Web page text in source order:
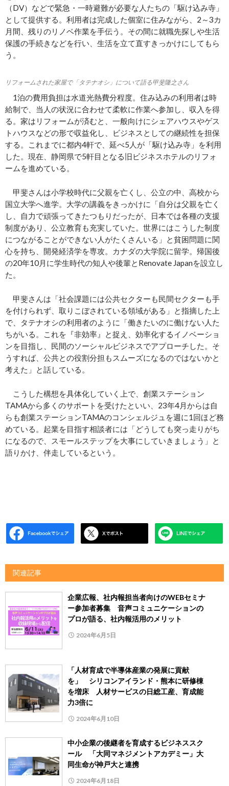
（DV）などで緊急・一時避難が必要な人たちの「駆け込み寺」
として提供する。利用者は完成した個室に住みながら、2～3カ
月間、残りのリノベ作業を手伝う。その間に就職先探しや生活
保護の手続きなどを行い、生活を立て直すきっかけにしてもら
う。
リフォームされた家屋で「タテナオシ」について語る甲斐隆之さん
1泊の費用負担は水道光熱費分程度。住み込みの利用者は時
給制で、当人の状況に合わせて柔軟に作業へ参加し、収入を得
る。家はリフォームが済むと、一般向けにシェアハウスやゲス
トハウスなどの形で収益化し、ビジネスとしての継続性を担保
する。これまでに都内4軒で、延べ5人が「駆け込み寺」を利用
した。現在、静岡県で5軒目となる旧ビジネスホテルのリフォ
ームを進めている。
甲斐さんは小学校時代に父親を亡くし、公立の中、高校から
国立大学へ進学。大学の講義をきっかけに「自分は父親を亡く
し、自力で頑張ってきたつもりだったが、日本では各種の支援
制度があり、公立教育も充実していた。世界にはこうした制度
につながることができない人がたくさんいる」と貧困問題に関
心を持ち、開発経済学を専攻。カナダの大学院に留学。帰国後
の20年10月に学生時代の知人や後輩とRenovate Japanを設立し
た。
甲斐さんは「社会課題には公共セクターも民間セクターも手
を付けられず、取りこぼされている領域がある」と指摘した上
で、タテナオシの利用者のように「働きたいのに働けない人た
ちがいる。これを『非効率』と捉え、効率化するイノベーショ
ンを目指し、民間のソーシャルビジネスでアプローチした。そ
うすれば、公共との役割分担もスムーズになるのではないかと
考えた」と話している。
こうした構想を具体化していく上で、創業ステーション
TAMAから多くのサポートを受けたといい、23年4月からは自
らも創業ステーションTAMAのコンシェルジュを週に1回ほど務
めている。起業を目指す相談者には「どうしても突っ走りがち
になるので、スモールステップを大事にしていきましょう」と
語りかけ、伴走しているという。
関連記事
企業広報、社内報担当者向けのWEBセミナ
ー参加者募集 音声コミュニケーションの
プロが語る、社内報活用のメリット
2024年6月5日
「人材育成で半導体産業の発展に貢献
を」 シリコンアイランド・熊本に研修棟
を増床 人材サービスの日総工産、育成能
力3倍に
2024年6月10日
中小企業の後継者を育成するビジネススク
ール 「大同マネジメントアカデミー」大
同生命が神戸大と連携
2024年6月18日